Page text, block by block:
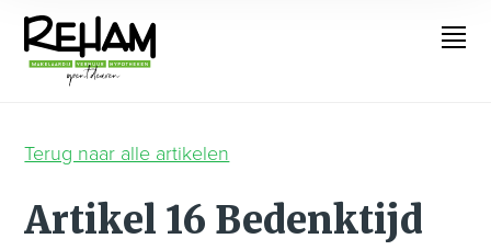
Terug naar alle artikelen
Artikel 16 Bedenktijd